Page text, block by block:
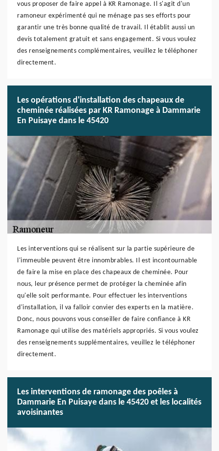
vous proposer de faire appel à KR Ramonage. Il s'agit d'un
ramoneur expérimenté qui ne ménage pas ses efforts pour
garantir une très bonne qualité de travail. Il établit aussi un
devis totalement gratuit et sans engagement. Si vous voulez
des renseignements complémentaires, veuillez le téléphoner
directement.
Les opérations d'installation des chapeaux de
cheminée réalisées par KR Ramonage à Dammarie
En Puisaye dans le 45420
Les interventions qui se réalisent sur la partie supérieure de
l'immeuble peuvent être innombrables. Il est incontournable
de faire la mise en place des chapeaux de cheminée. Pour
nous, leur présence permet de protéger la cheminée afin
qu'elle soit performante. Pour effectuer les interventions
d'installation, il va falloir convier des experts en la matière.
Donc, nous pouvons vous conseiller de faire confiance à KR
Ramonage qui utilise des matériels appropriés. Si vous voulez
des renseignements supplémentaires, veuillez le téléphoner
directement.
Les interventions de ramonage des poêles à
Dammarie En Puisaye dans le 45420 et les localités
avoisinantes